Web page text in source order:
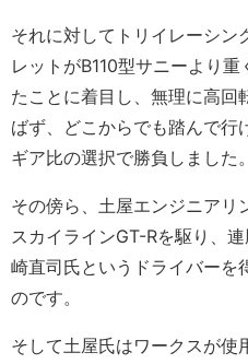
それに対してトリイレーシン
レットがB110型サニーより
たことに着目し、無理に高回
ばず、どこからでも踏んで行
ギア比の選択で勝負しました。
その傍ら、土屋エンジニアリ
スカイラインGT-Rを駆り、
崎直司氏というドライバーを
のです。
そして土屋氏はワークスが使